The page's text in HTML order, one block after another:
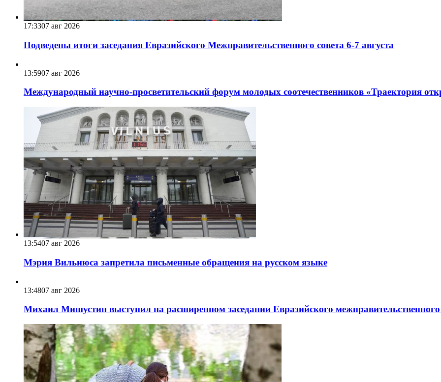
17:3307 авг 2026
Подведены итоги заседания Евразийского Межправительственного совета 6-7 августа
13:5907 авг 2026
Международный научно-просветительский форум молодых соотечественников «Траектория
13:5407 авг 2026
Мэрия Вильнюса запретила письменные обращения на русском языке
13:4807 авг 2026
Михаил Мишустин выступил на расширенном заседании Евразийского